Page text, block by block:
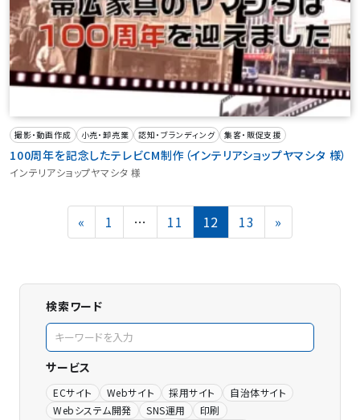
撮影・動画作成 小売・卸売業 認知・ブランディング 集客・販促支援
100周年を記念したテレビCM制作（インテリアショップヤマシタ 様）
インテリアショップヤマシタ 様
投
稿
ー
« Page
1 … Page
11 Page
12 Page
13 »
検索ワード
サービス
ECサイト Webサイト 採用サイト
自治体サイト
Webシステム開発
SNS運用
印刷